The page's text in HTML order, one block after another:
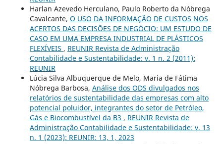
Harlan Azevedo Herculano, Paulo Roberto da Nóbrega
Cavalcante, O USO DA INFORMAÇÃO DE CUSTOS NOS
ACERTOS DAS DECISÕES DE NEGÓCIO: UM ESTUDO DE
CASO EM UMA EMPRESA INDUSTRIAL DE PLÁSTICOS
FLEXÍVEIS , REUNIR Revista de Administração
Contabilidade e Sustentabilidade: v. 1 n. 2 (2011):
REUNIR
Lúcia Silva Albuquerque de Melo, Maria de Fátima
Nóbrega Barbosa, Análise dos ODS divulgados nos
relatórios de sustentabilidade das empresas com alto
potencial poluidor, integrantes do setor de Petróleo,
Gás e Biocombustível da B3 , REUNIR Revista de
Administração Contabilidade e Sustentabilidade: v. 13
n. 1 (2023): REUNIR: 13, 1, 2023